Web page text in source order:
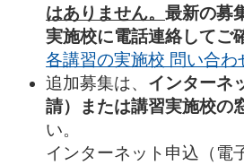
はありません。 最新の募
実施校に電話連絡してご
各講習の実施校 問い合わ
追加募集は、 インターネ
請）または講習実施校の
い。
インターネット申込（電